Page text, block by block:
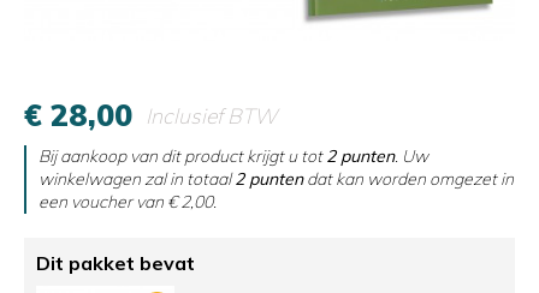
€ 28,00 Inclusief BTW
Bij aankoop van dit product krijgt u tot2punten. Uw
winkelwagen zal in totaal2puntendat kan worden omgezet in
een voucher van € 2,00.
Dit pakket bevat